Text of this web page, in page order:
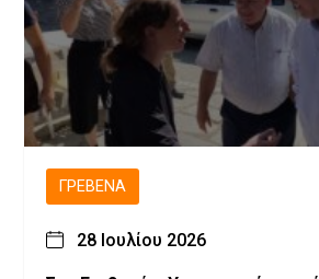
ΓΡΕΒΕΝΆ
28 Ιουλίου 2026